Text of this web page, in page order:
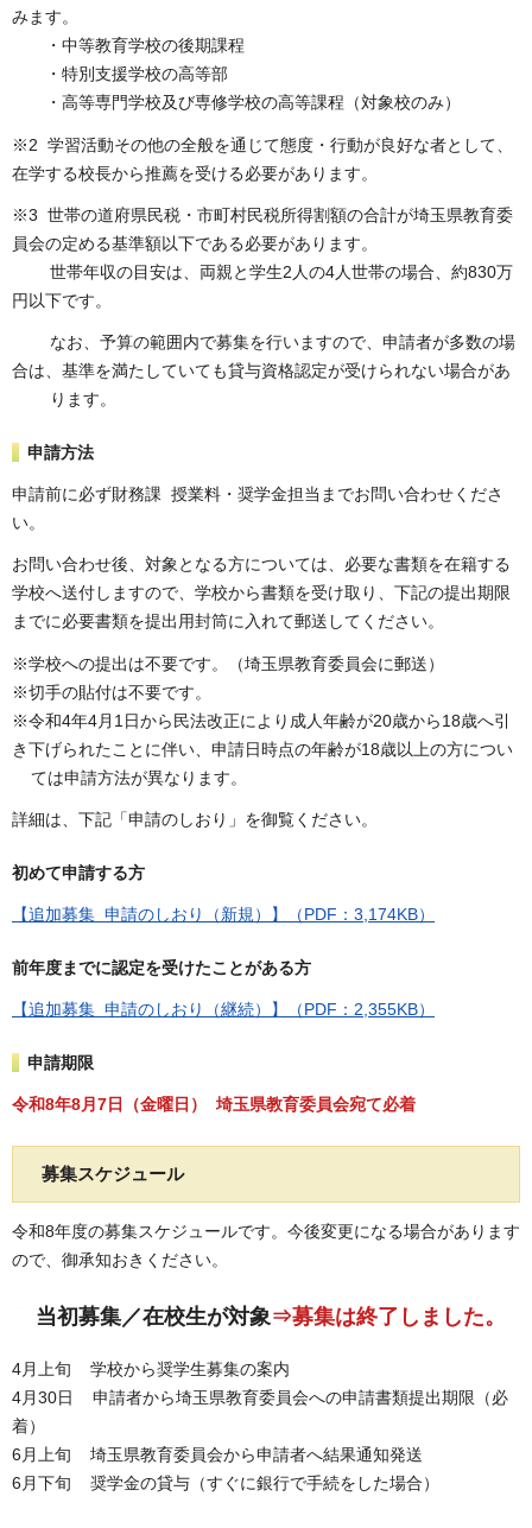
みます。
・中等教育学校の後期課程
・特別支援学校の高等部
・高等専門学校及び専修学校の高等課程（対象校のみ）
※2 学習活動その他の全般を通じて態度・行動が良好な者として、
在学する校長から推薦を受ける必要があります。
※3 世帯の道府県民税・市町村民税所得割額の合計が埼玉県教育委
員会の定める基準額以下である必要があります。
世帯年収の目安は、両親と学生2人の4人世帯の場合、約830万
円以下です。
なお、予算の範囲内で募集を行いますので、申請者が多数の場
合は、基準を満たしていても貸与資格認定が受けられない場合があ
ります。
申請方法
申請前に必ず財務課 授業料・奨学金担当までお問い合わせくださ
い。
お問い合わせ後、対象となる方については、必要な書類を在籍する
学校へ送付しますので、学校から書類を受け取り、下記の提出期限
までに必要書類を提出用封筒に入れて郵送してください。
※学校への提出は不要です。（埼玉県教育委員会に郵送）
※切手の貼付は不要です。
※令和4年4月1日から民法改正により成人年齢が20歳から18歳へ引
き下げられたことに伴い、申請日時点の年齢が18歳以上の方につい
ては申請方法が異なります。
詳細は、下記「申請のしおり」を御覧ください。
初めて申請する方
【追加募集 申請のしおり（新規）】（PDF：3,174KB）
前年度までに認定を受けたことがある方
【追加募集 申請のしおり（継続）】（PDF：2,355KB）
申請期限
令和8年8月7日（金曜日） 埼玉県教育委員会宛て必着
募集スケジュール
令和8年度の募集スケジュールです。今後変更になる場合があります
ので、御承知おきください。
当初募集／在校生が対象 ⇒募集は終了しました。
4月上旬 学校から奨学生募集の案内
4月30日 申請者から埼玉県教育委員会への申請書類提出期限（必
着）
6月上旬 埼玉県教育委員会から申請者へ結果通知発送
6月下旬 奨学金の貸与（すぐに銀行で手続をした場合）